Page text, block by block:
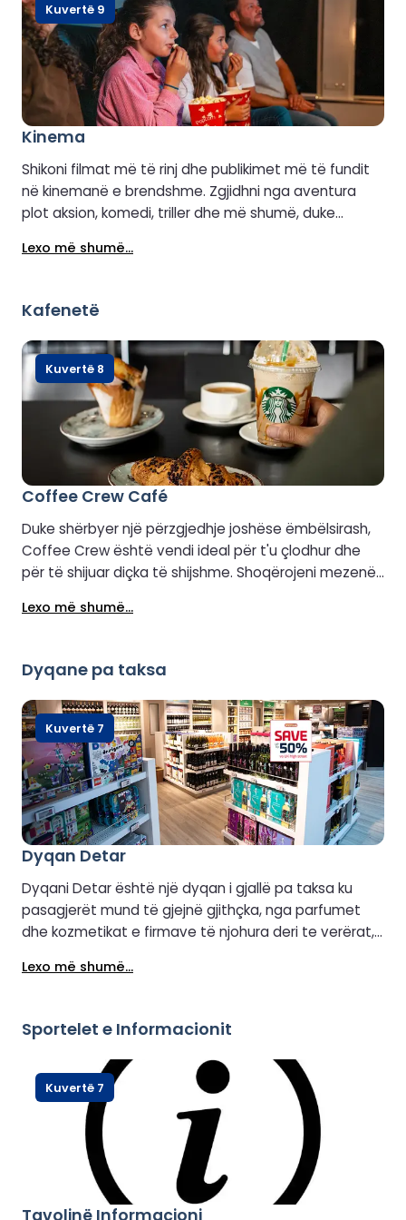
me dy ose tre pjata, me mundësi vegjetariane dhe
vegane që ofrohen gjithashtu.
Kinema
Shikoni filmat më të rinj dhe publikimet më të fundit
në kinemanë e brendshme. Zgjidhni nga aventura
plot aksion, komedi, triller dhe më shumë, duke
Biletat mund të blihen në Qendrën e Shërbimit për
dhe pije freskuese për një përvojë autentike filmi.
Lexo më shumë...
Kuvertë 9
Kafenetë
Coffee Crew Café
Duke shërbyer një përzgjedhje joshëse ëmbëlsirash,
Coffee Crew është vendi ideal për t'u çlodhur dhe
për të shijuar diçka të shijshme. Shoqërojeni mezenë
qoftë kapuçino, latte, çaj, çokollatë e nxehtë apo
Lexo më shumë...
Kuvertë 8
Dyqane pa taksa
Dyqan Detar
Dyqani Detar është një dyqan i gjallë pa taksa ku
pasagjerët mund të gjejnë gjithçka, nga parfumet
dhe kozmetikat e firmave të njohura deri te verërat,
Është i ndritshëm, modern dhe i lehtë për t’u përdorur,
që e bën shfletimin një kënaqësi. Blerësit mund të
marrin kohën e tyre duke zbuluar oferta speciale,
duke blerë suvenire ose duke blerë gjërat thelbësore
të minutës së fundit përpara se të vazhdojnë
udhëtimin e tyre.
Lexo më shumë...
Kuvertë 7
Sportelet e Informacionit
Kuvertë 7